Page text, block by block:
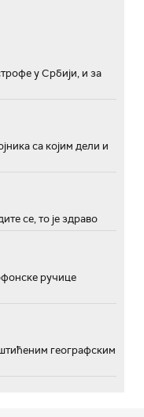
у Србији, и за
са којим дели и
се, то је здраво
ручице
географским